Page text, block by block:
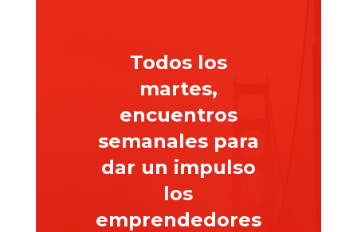
Todos los
martes,
encuentros
semanales para
dar un impulso
los
emprendedores